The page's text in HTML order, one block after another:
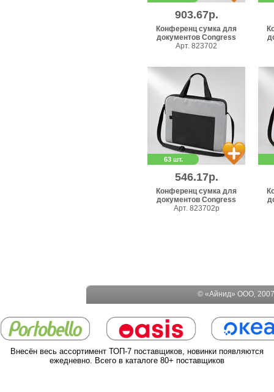
903.67р.
Конференц сумка для
документов Congress
Арт. 823702
63 шт.
546.17р.
Конференц сумка для
документов Congress
Арт. 823702p
© «Айнид» ООО,
Внесён весь ассортимент ТОП-7 поставщиков, новинки появляются
ежедневно. Всего в каталоге 80+ поставщиков